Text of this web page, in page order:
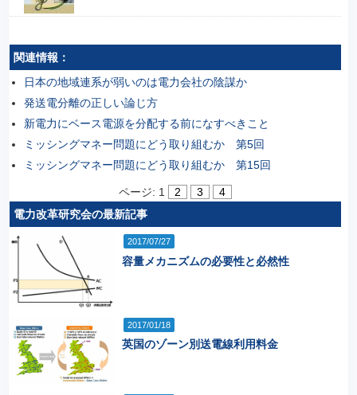
関連情報：
日本の地域連系が弱いのは電力会社の陰謀か
発送電分離の正しい論じ方
新電力にベース電源を分配する前になすべきこと
ミッシングマネー問題にどう取り組むか 第5回
ミッシングマネー問題にどう取り組むか 第15回
ページ: 1 2 3
4
電力改革研究会の最新記事
2017/07/27
容量メカニズムの必要性と必然性
2017/01/18
英国のゾーン別送電線利用料金